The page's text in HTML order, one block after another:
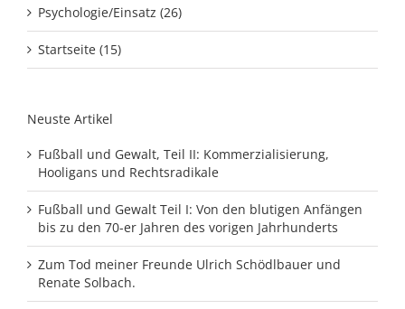
Psychologie/Einsatz (26)
Startseite (15)
Neuste Artikel
Fußball und Gewalt, Teil II: Kommerzialisierung,
Hooligans und Rechtsradikale
Fußball und Gewalt Teil I: Von den blutigen Anfängen
bis zu den 70-er Jahren des vorigen Jahrhunderts
Zum Tod meiner Freunde Ulrich Schödlbauer und
Renate Solbach.